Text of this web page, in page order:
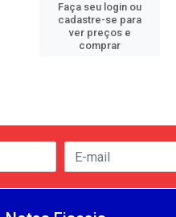
Faça seu login ou
cadastre-se para
ver preços e
comprar